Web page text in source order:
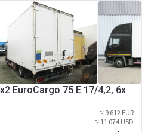
EuroCargo 75 E 17/4,2, 6x
≈ 9 612 EUR
≈ 11 074 USD